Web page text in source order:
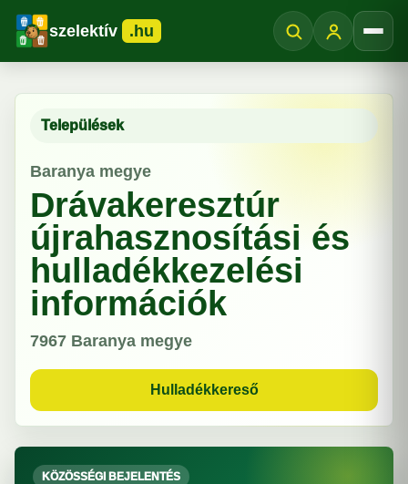
szelektív .hu
Települések
Baranya megye
Drávakeresztúr
újrahasznosítási és
hulladékkezelési
információk
7967 Baranya megye
Hulladékkereső
KÖZÖSSÉGI BEJELENTÉS